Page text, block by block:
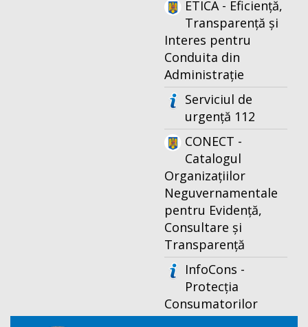
ETICA - Eficiență,
Transparență și
Interes pentru
Conduita din
Administrație
Serviciul de
urgență 112
CONECT -
Catalogul
Organizațiilor
Neguvernamentale
pentru Evidență,
Consultare și
Transparență
InfoCons -
Protecția
Consumatorilor